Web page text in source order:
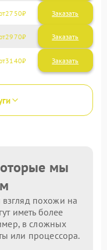
2750
2970
3140
мы
похожи на
иметь более
в сложных
или процессора.